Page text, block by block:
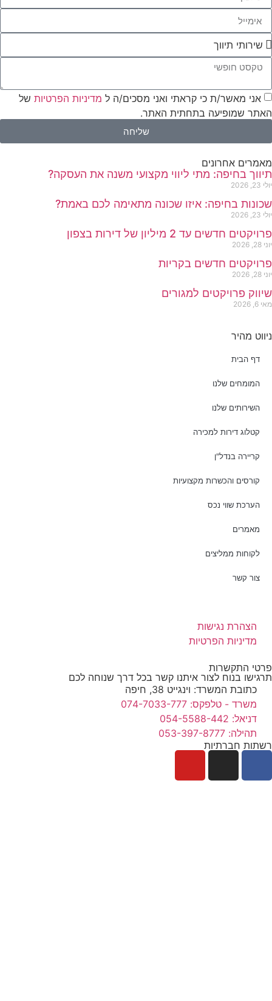
אני מאשר/ת כי קראתי ואני מסכים/ה ל מדיניות הפרטיות של
האתר שמופיעה בתחתית האתר.
שליחה
מאמרים אחרונים
תיווך בחיפה: מתי ליווי מקצועי משנה את העסקה?
יולי 23, 2026
שכונות בחיפה: איזו שכונה מתאימה לכם באמת?
יולי 23, 2026
פרויקטים חדשים עד 2 מיליון של דירות בצפון
יוני 28, 2026
פרויקטים חדשים בקריות
יוני 28, 2026
שיווק פרויקטים למגורים
מאי 6, 2026
ניווט מהיר
דף הבית
המומחים שלנו
השירותים שלנו
קטלוג דירות למכירה
קריירה בנדל"ן
קורסים והכשרות מקצועיות
הערכת שווי נכס
מאמרים
לקוחות ממליצים
צור קשר
הצהרת נגישות
מדיניות הפרטיות
פרטי התקשרות
תרגישו בנוח לצור איתנו קשר בכל דרך שנוחה לכם
כתובת המשרד: וינגייט 38, חיפה
משרד - טלפקס: 074-7033-777
דניאל: 054-5588-442
תהילה: 053-397-8777
רשתות חברתיות